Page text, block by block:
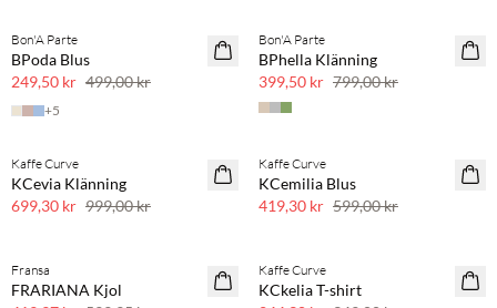
SAVE20
Bon'A Parte
BPoda Blus
249,50 kr 499,00 kr
+5
SAVE20
Bon'A Parte
BPhella Klänning
399,50 kr 799,00 kr
SAVE20
Kaffe Curve
KCevia Klänning
699,30 kr 999,00 kr
SAVE20
Kaffe Curve
KCemilia Blus
419,30 kr 599,00 kr
SAVE20
Fransa
FRARIANA Kjol
SAVE20
Kaffe Curve
KCkelia T-shirt